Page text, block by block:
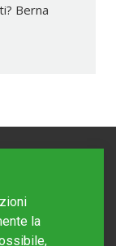
Berna
la